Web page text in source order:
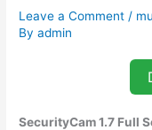
Leave a Comment /
Byadmin
SecurityCam 1.7 Full